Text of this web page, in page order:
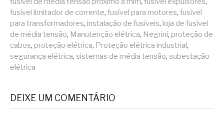
fusível limitador de corrente, fusível para motores, fusível
para transformadores, instalação de fusíveis, loja de fusível
de média tensão, Manutenção elétrica, Negrini, proteção de
cabos, proteção elétrica, Proteção elétrica industrial ,
segurança elétrica, sistemas de média tensão, subestação
elétrica
DEIXE UM COMENTÁRIO